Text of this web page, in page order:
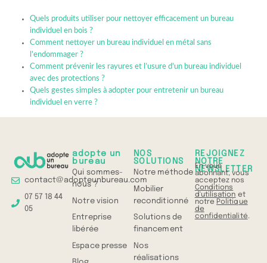
Quels produits utiliser pour nettoyer efficacement un bureau
individuel en bois ?
Comment nettoyer un bureau individuel en métal sans
l’endommager ?
Comment prévenir les rayures et l’usure d’un bureau individuel
avec des protections ?
Quels gestes simples à adopter pour entretenir un bureau
individuel en verre ?
contact@adopteunbureau.com
07 57 18 44
05
adopte un
bureau
Qui sommes-
nous ?
Notre vision
Entreprise
libérée
Espace presse
NOS
SOLUTIONS
Notre méthode
Mobilier
reconditionné
Solutions de
financement
Nos
réalisations
REJOIGNEZ
NOTRE
NEWSLETTER
En vous
abonnant, vous
acceptez nos
Conditions
d'utilisation et
notre Politique
de
confidentialité.